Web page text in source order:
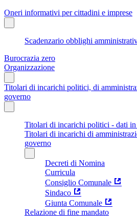
Oneri informativi per cittadini e imprese
Scadenzario obblighi
Burocrazia zero
Organizzazione
Titolari di incarichi politici, di
governo
Titolari di incarichi politici - dati in
Titolari di incarichi di
governo
Decreti di Nomina
Curricula
Consiglio Comunale
Sindaco
Giunta Comunale
Relazione di fine mandato